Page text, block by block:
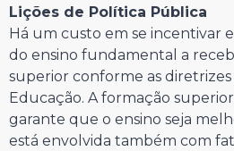
Lições de Política Pública
Há um custo em se incentivar
do ensino fundamental a
superior conforme as
Educação. A formação
garante que o ensino seja
está envolvida também com